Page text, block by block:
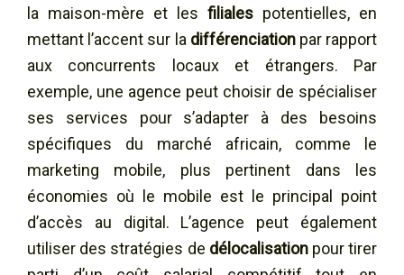
la maison-mère et les filiales potentielles, en
mettant l’accent sur la différenciationpar rapport
aux concurrents locaux et étrangers. Par
exemple, une agence peut choisir de spécialiser
ses services pour s’adapter à des besoins
spécifiques du marché africain, comme le
marketing mobile, plus pertinent dans les
économies où le mobile est le principal point
d’accès au digital. L’agence peut également
utiliser des stratégies de délocalisationpour tirer